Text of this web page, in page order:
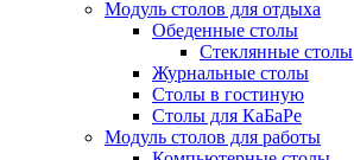
Модуль столов для отдыха
Обеденные столы
Стеклянные столы
Журнальные столы
Столы в гостиную
Столы для КаБаРе
Модуль столов для работы